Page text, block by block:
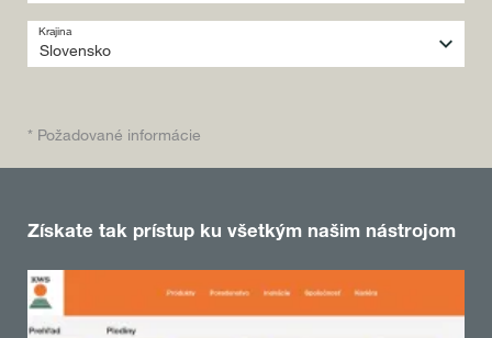
Krajina
* Požadované informácie
Získate tak prístup ku všetkým našim nástrojom